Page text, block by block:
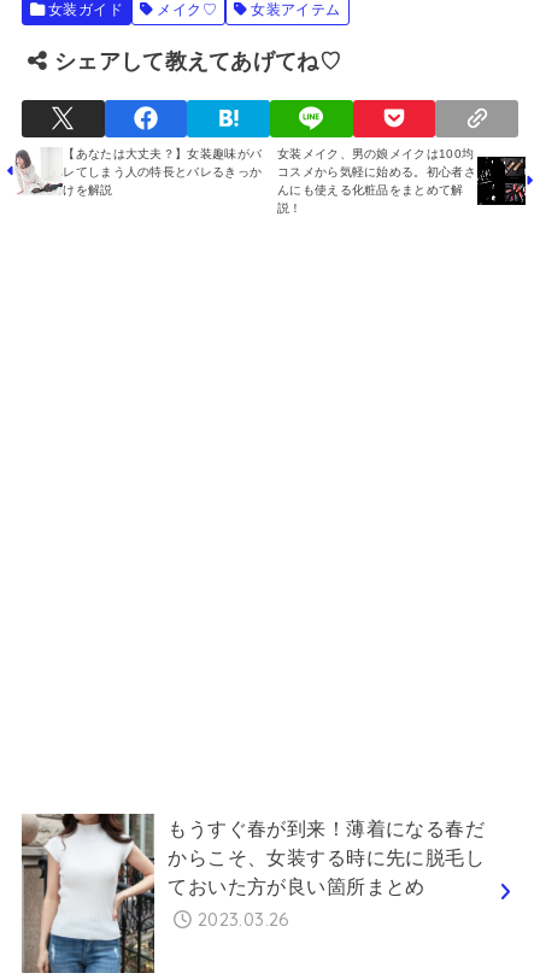
女装ガイド メイク♡ 女装アイテム
シェアして教えてあげてね♡
【あなたは大丈夫？】女装趣味がバ
レてしまう人の特長とバレるきっか
けを解説
女装メイク、男の娘メイクは100均
コスメから気軽に始める。初心者さ
んにも使える化粧品をまとめて解
説！
もうすぐ春が到来！薄着になる春だ
からこそ、女装する時に先に脱毛し
ておいた方が良い箇所まとめ
2023.03.26